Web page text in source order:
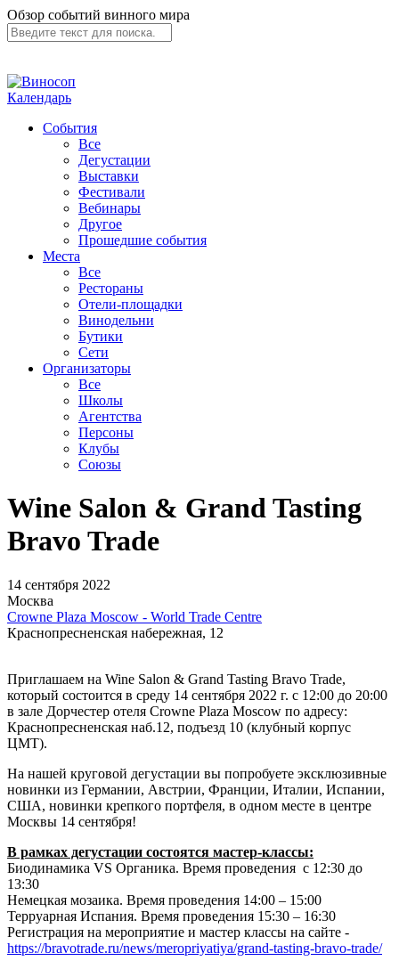
Обзор событий винного мира
Календарь
События
Все
Дегустации
Выставки
Фестивали
Вебинары
Другое
Прошедшие события
Места
Все
Рестораны
Отели-площадки
Винодельни
Бутики
Сети
Организаторы
Все
Школы
Агентства
Персоны
Клубы
Союзы
Wine Salon & Grand Tasting
Bravo Trade
14 сентября 2022
Москва
Crowne Plaza Moscow - World Trade Centre
Краснопресненская набережная, 12
Приглашаем на Wine Salon & Grand Tasting Bravo Trade,
который состоится в среду 14 сентября 2022 г. с 12:00 до 20:00
в зале Дорчестер отеля Crowne Plaza Moscow по адресу:
Краснопресненская наб.12, подъезд 10 (клубный корпус
ЦМТ).
На нашей круговой дегустации вы попробуете эксклюзивные
новинки из Германии, Австрии, Франции, Италии, Испании,
США, новинки крепкого портфеля, в одном месте в центре
Москвы 14 сентября!
В рамках дегустации состоятся мастер-классы:
Биодинамика VS Органика. Время проведения с 12:30 до
13:30
Немецкая мозаика. Время проведения 14:00 – 15:00
Терруарная Испания. Время проведения 15:30 – 16:30
Регистрация на мероприятие и мастер классы на сайте -
https://bravotrade.ru/news/meropriyatiya/grand-tasting-bravo-trade/